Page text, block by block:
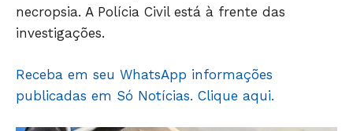
HOME
POLÍTICA
POLÍCIA
necropsia. A Polícia Civil está à frente das
investigações.
Receba em seu WhatsApp informações
publicadas em Só Notícias. Clique aqui.